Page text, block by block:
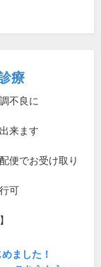
療
不良に
来ます
便でお受け取り
可
ました！